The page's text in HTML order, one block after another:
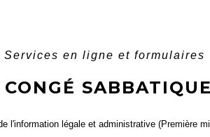
Services en ligne et formulaires
l'information légale et administrative (Première